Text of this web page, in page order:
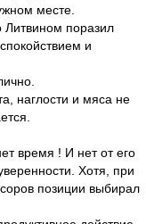
месте.
поразил
и
наглости и мяса не
время ! И нет от его
Хотя, при
позиции выбирал